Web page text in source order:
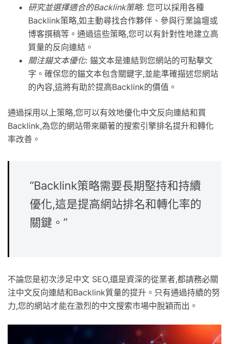
研究並選擇適合的Backlink策略: 您可以採用各種
Backlink策略,如主動尋找合作夥伴、參與行業論壇或
博客撰稿等。通過這些策略,您可以有針對性地建立高
質量的反向連結 。
關注錨文本優化: 錨文本是連結到您網站的可點擊文
字。確保您的錨文本包含關鍵字,並能準確描述您網站
的內容,這將有助於提高Backlink的價值。
通過採用以上策略,您可以有效地優化中文反向連結和買
Backlink,為您的網站帶來顯著的搜索引擎排名提升和轉化
率改善。
“Backlink策略需要長期堅持和持續
優化,這是提高網站排名和轉化率的
關鍵。”
不論您是初次涉足中文 SEO,還是資深的從業者,都請務必關
注中文反向連結和Backlink質量的提升。只有通過持續的努
力,您的網站才能在激烈的中文搜索市場中脫穎而出。